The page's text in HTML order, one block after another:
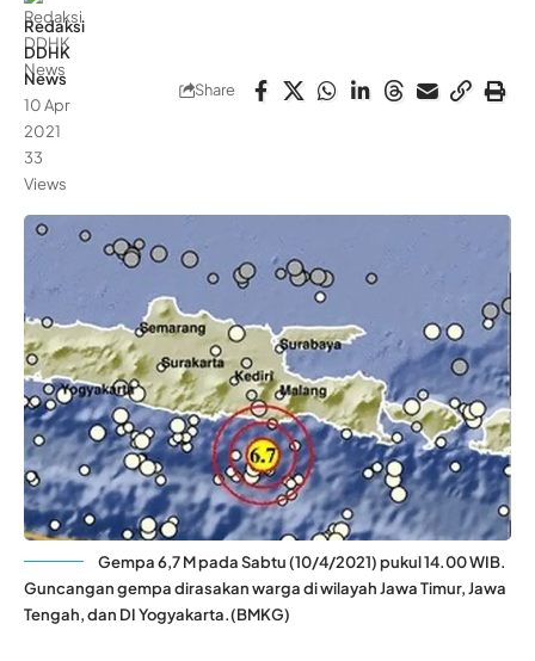
Redaksi
DDHK
News
10 Apr
2021
33
Views
Share
Gempa 6,7 M pada Sabtu (10/4/2021) pukul 14.00 WIB.
Guncangan gempa dirasakan warga di wilayah Jawa Timur, Jawa
Tengah, dan DI Yogyakarta.(BMKG)